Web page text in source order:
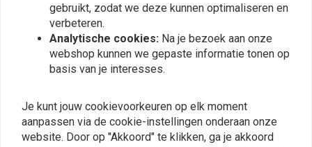
levertijden, retouren & reparaties of
algemene informatie kun je altijd op
één van de onderstaande manieren
gebruikt, zodat we deze kunnen optimaliseren en
verbeteren.
Analytische cookies: Na je bezoek aan onze
webshop kunnen we gepaste informatie tonen op
basis van je interesses.
Je kunt jouw cookievoorkeuren op elk moment
aanpassen via de cookie-instellingen onderaan onze
website. Door op "Akkoord" te klikken, ga je akkoord